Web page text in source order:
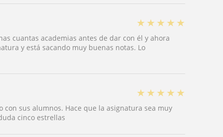
★ ★ ★ ★ ★
cuantas academias antes de dar con él y ahora
y está sacando muy buenas notas. Lo
★ ★ ★ ★ ★
con sus alumnos. Hace que la asignatura sea muy
cinco estrellas